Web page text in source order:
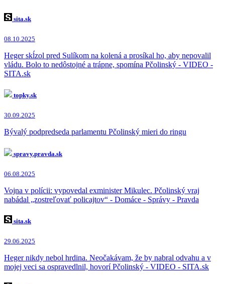
sita.sk
08.10.2025
Heger skĺzol pred Sulíkom na kolená a prosíkal ho, aby nepovalil
vládu. Bolo to nedôstojné a trápne, spomína Pčolinský - VIDEO -
SITA.sk
topky.sk
30.09.2025
Bývalý podpredseda parlamentu Pčolinský mieri do ringu
spravy.pravda.sk
06.08.2025
Vojna v polícii: vypovedal exminister Mikulec. Pčolinský vraj
nabádal „zostreľovať policajtov“ - Domáce - Správy - Pravda
sita.sk
29.06.2025
Heger nikdy nebol hrdina. Neočakávam, že by nabral odvahu a v
mojej veci sa ospravedlnil, hovorí Pčolinský - VIDEO - SITA.sk